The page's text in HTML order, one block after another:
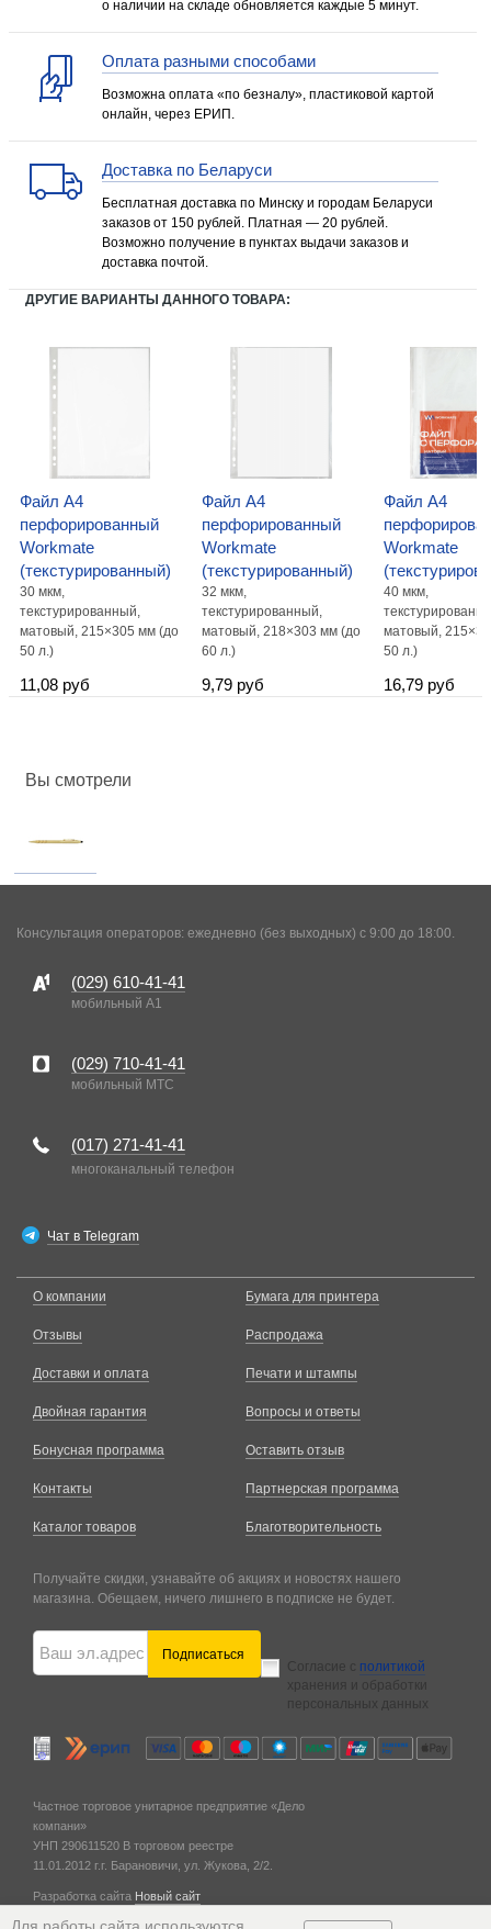
о наличии на складе обновляется каждые 5 минут.
Оплата разными способами
Возможна оплата «по безналу», пластиковой картой
онлайн, через ЕРИП.
Доставка по Беларуси
Бесплатная доставка по Минску и городам Беларуси
заказов от 150 рублей. Платная — 20 рублей.
Возможно получение в пунктах выдачи заказов и
доставка почтой.
ДРУГИЕ ВАРИАНТЫ ДАННОГО ТОВАРА:
Файл А4
перфорированный
Workmate
(текстурированный)
30 мкм,
текстурированный,
матовый, 215×305 мм (до
50 л.)
11,08 руб
Файл А4
перфорированный
Workmate
(текстурированный)
32 мкм,
текстурированный,
матовый, 218×303 мм (до
60 л.)
9,79 руб
Файл А4
Workmate
40 мкм,
матовый,
50 л.)
16,79 руб
Вы смотрели
Консультация операторов: ежедневно (без выходных) с 9:00 до 18:00.
(029) 610-41-41
мобильный A1
(029) 710-41-41
мобильный MTC
(017) 271-41-41
многоканальный телефон
Чат в Telegram
О компании
Отзывы
Доставки и оплата
Двойная гарантия
Бонусная программа
Контакты
Каталог товаров
Бумага для принтера
Распродажа
Печати и штампы
Вопросы и ответы
Оставить отзыв
Партнерская программа
Благотворительность
Получайте скидки, узнавайте об акциях и новостях нашего
магазина. Обещаем, ничего лишнего в подписке не будет.
Подписаться
Согласие с политикой
хранения и обработки
персональных данных
Частное торговое унитарное предприятие «Дело
компани»
УНП 290611520 В торговом реестре
11.01.2012 г. г. Барановичи, ул. Жукова, 2/2.
Разработка сайта Новый сайт